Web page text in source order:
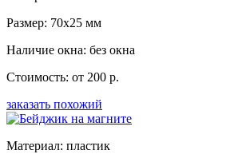
Размер: 70x25 мм
Наличие окна: без окна
Стоимость: от 200 р.
заказать похожий
Материал: пластик